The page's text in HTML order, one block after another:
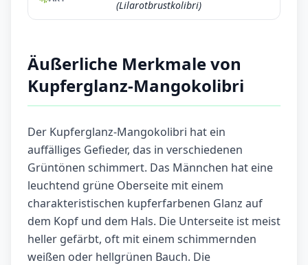
(Lilarotbrustkolibri)
Äußerliche Merkmale von
Kupferglanz-Mangokolibri
Der Kupferglanz-Mangokolibri hat ein
auffälliges Gefieder, das in verschiedenen
Grüntönen schimmert. Das Männchen hat eine
leuchtend grüne Oberseite mit einem
charakteristischen kupferfarbenen Glanz auf
dem Kopf und dem Hals. Die Unterseite ist meist
heller gefärbt, oft mit einem schimmernden
weißen oder hellgrünen Bauch. Die